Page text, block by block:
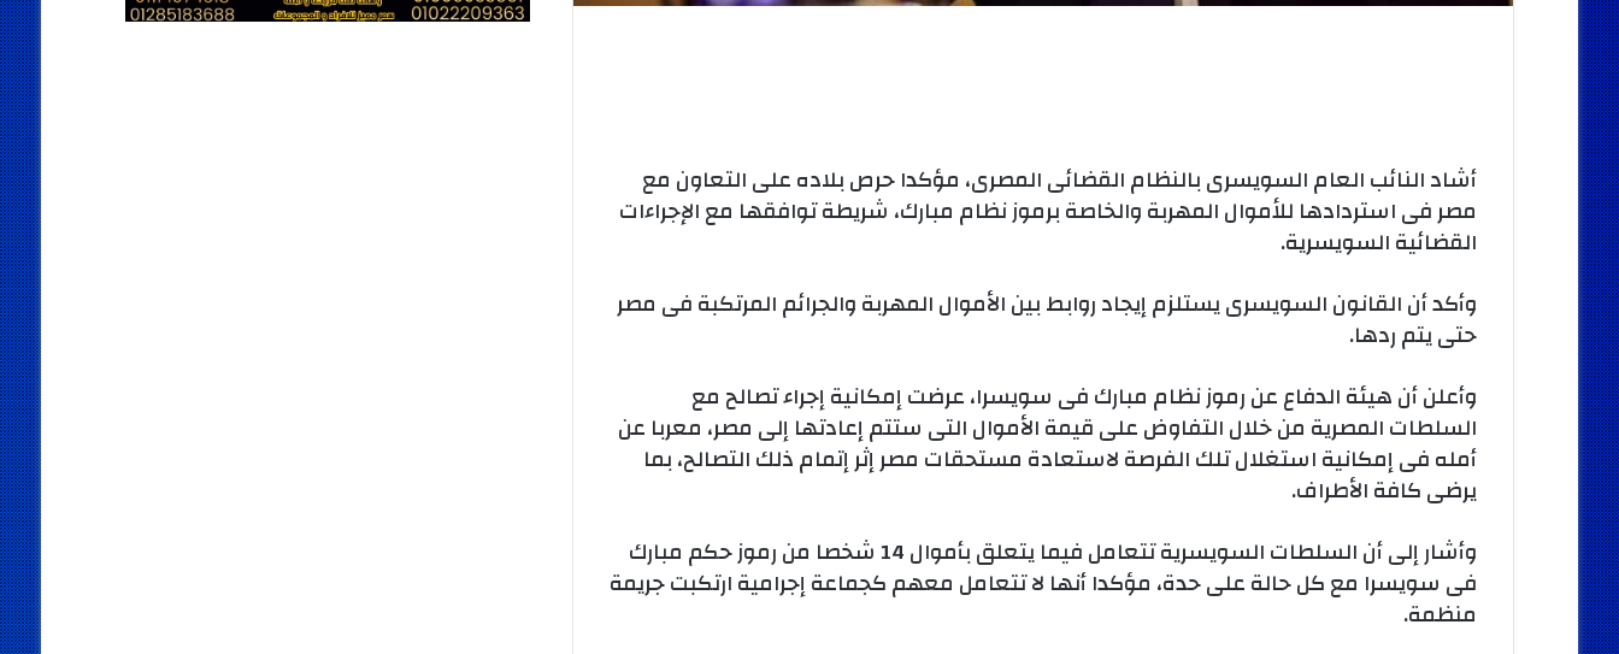
أشاد النائب العام السويسرى بالنظام القضائى المصرى، مؤكدا حرص بلاده على التعاون مع
مصر فى استردادها للأموال المهربة والخاصة برموز نظام مبارك، شريطة توافقها مع الإجراءات
القضائية السويسرية.
وأكد أن القانون السويسرى يستلزم إيجاد روابط بين الأموال المهربة والجرائم المرتكبة فى مصر
حتى يتم ردها.
وأعلن أن هيئة الدفاع عن رموز نظام مبارك فى سويسرا، عرضت إمكانية إجراء تصالح مع
السلطات المصرية من خلال التفاوض على قيمة الأموال التى ستتم إعادتها إلى مصر، معربا عن
أمله فى إمكانية استغلال تلك الفرصة لاستعادة مستحقات مصر إثر إتمام ذلك التصالح، بما
يرضى كافة الأطراف.
وأشار إلى أن السلطات السويسرية تتعامل فيما يتعلق بأموال 14 شخصا من رموز حكم مبارك
فى سويسرا مع كل حالة على حدة، مؤكدا أنها لا تتعامل معهم كجماعة إجرامية ارتكبت جريمة
منظمة.